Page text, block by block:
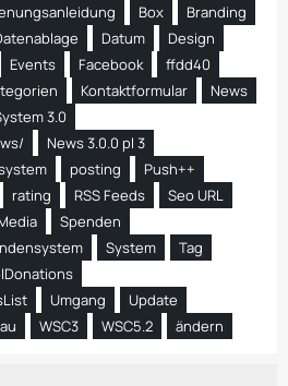
Box
Branding
Datum
Design
Events Facebook
ffdd40
Kontaktformular
News
3.0
News 3.0.0 pl 3
posting
Push++
rating RSS Feeds
Seo URL
Spenden
System
Tag
Umgang
Update
WSC3 WSC5.2 ändern